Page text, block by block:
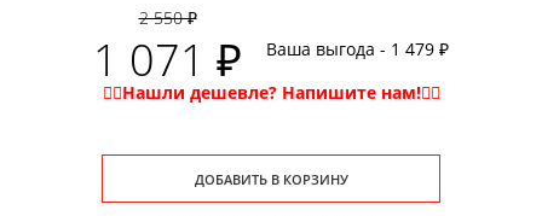
2 550 ₽
1 071 ₽ Ваша выгода - 1 479 ₽
ДОБАВИТЬ В КОРЗИНУ